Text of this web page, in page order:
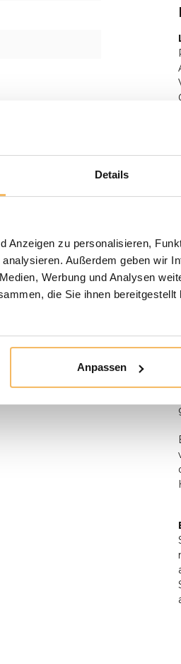
Details
Anzeigen zu personalisieren,
Außerdem geben wir
Werbung und Analysen
die Sie ihnen
Anpassen
hinzufügen